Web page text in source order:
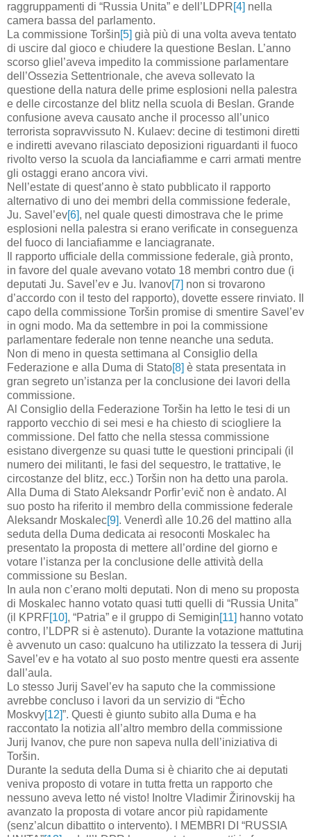
raggruppamenti di “Russia Unita” e dell’LDPR[4] nella
camera bassa del parlamento.
La commissione Toršin[5] già più di una volta aveva tentato
di uscire dal gioco e chiudere la questione Beslan. L’anno
scorso gliel’aveva impedito la commissione parlamentare
dell’Ossezia Settentrionale, che aveva sollevato la
questione della natura delle prime esplosioni nella palestra
e delle circostanze del blitz nella scuola di Beslan. Grande
confusione aveva causato anche il processo all’unico
terrorista sopravvissuto N. Kulaev: decine di testimoni diretti
e indiretti avevano rilasciato deposizioni riguardanti il fuoco
rivolto verso la scuola da lanciafiamme e carri armati mentre
gli ostaggi erano ancora vivi.
Nell’estate di quest’anno è stato pubblicato il rapporto
alternativo di uno dei membri della commissione federale,
Ju. Savel’ev[6], nel quale questi dimostrava che le prime
esplosioni nella palestra si erano verificate in conseguenza
del fuoco di lanciafiamme e lanciagranate.
Il rapporto ufficiale della commissione federale, già pronto,
in favore del quale avevano votato 18 membri contro due (i
deputati Ju. Savel’ev e Ju. Ivanov[7] non si trovarono
d’accordo con il testo del rapporto), dovette essere rinviato. Il
capo della commissione Toršin promise di smentire Savel’ev
in ogni modo. Ma da settembre in poi la commissione
parlamentare federale non tenne neanche una seduta.
Non di meno in questa settimana al Consiglio della
Federazione e alla Duma di Stato[8] è stata presentata in
gran segreto un’istanza per la conclusione dei lavori della
commissione.
Al Consiglio della Federazione Toršin ha letto le tesi di un
rapporto vecchio di sei mesi e ha chiesto di sciogliere la
commissione. Del fatto che nella stessa commissione
esistano divergenze su quasi tutte le questioni principali (il
numero dei militanti, le fasi del sequestro, le trattative, le
circostanze del blitz, ecc.) Toršin non ha detto una parola.
Alla Duma di Stato Aleksandr Porfir’evič non è andato. Al
suo posto ha riferito il membro della commissione federale
Aleksandr Moskalec[9]. Venerdì alle 10.26 del mattino alla
seduta della Duma dedicata ai resoconti Moskalec ha
presentato la proposta di mettere all’ordine del giorno e
votare l’istanza per la conclusione delle attività della
commissione su Beslan.
In aula non c’erano molti deputati. Non di meno su proposta
di Moskalec hanno votato quasi tutti quelli di “Russia Unita”
(il KPRF[10], “Patria” e il gruppo di Semigin[11] hanno votato
contro, l’LDPR si è astenuto). Durante la votazione mattutina
è avvenuto un caso: qualcuno ha utilizzato la tessera di Jurij
Savel’ev e ha votato al suo posto mentre questi era assente
dall’aula.
Lo stesso Jurij Savel’ev ha saputo che la commissione
avrebbe concluso i lavori da un servizio di “Ècho
Moskvy[12]”. Questi è giunto subito alla Duma e ha
raccontato la notizia all’altro membro della commissione
Jurij Ivanov, che pure non sapeva nulla dell’iniziativa di
Toršin.
Durante la seduta della Duma si è chiarito che ai deputati
veniva proposto di votare in tutta fretta un rapporto che
nessuno aveva letto né visto! Inoltre Vladimir Žirinovskij ha
avanzato la proposta di votare ancor più rapidamente
(senz’alcun dibattito o intervento). I MEMBRI DI “RUSSIA